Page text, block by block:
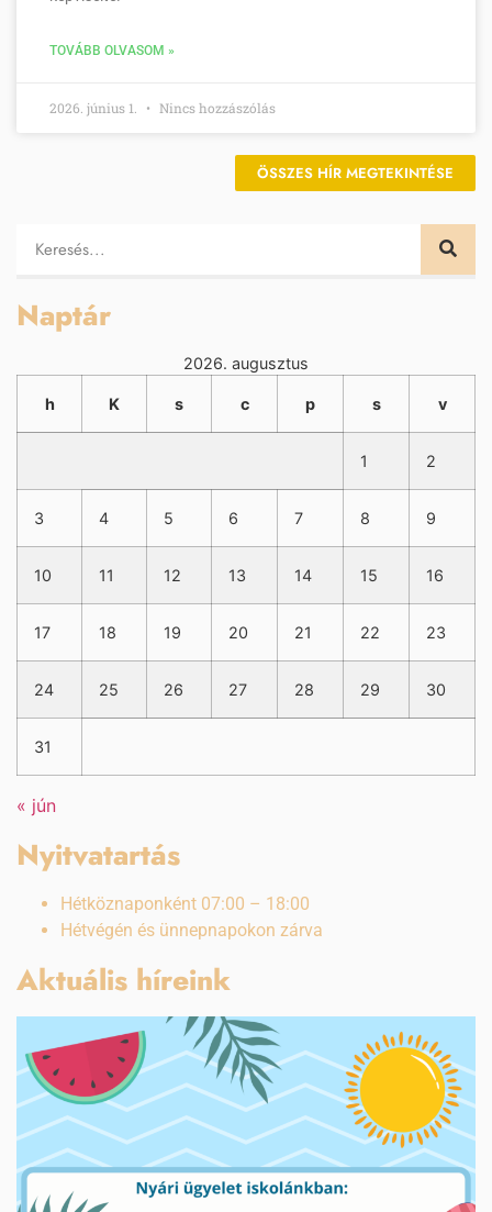
TOVÁBB OLVASOM »
2026. június 1. Nincs hozzászólás
ÖSSZES HÍR MEGTEKINTÉSE
Naptár
2026. augusztus
h K s c p s v
1 2
3 4 5 6 7 8 9
10 11 12 13 14 15 16
17 18 19 20 21 22 23
24 25 26 27 28 29 30
31
« jún
Nyitvatartás
Hétköznaponként 07:00 – 18:00
Hétvégén és ünnepnapokon zárva
Aktuális híreink